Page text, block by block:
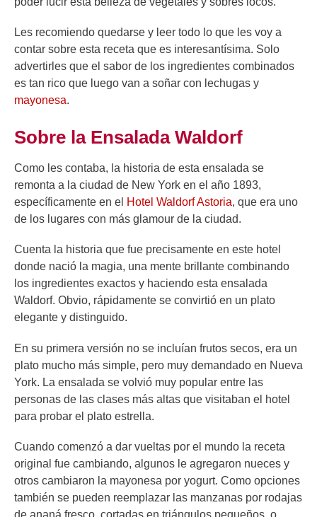
Les recomiendo quedarse y leer todo lo que les voy a
contar sobre esta receta que es interesantísima. Solo
advertirles que el sabor de los ingredientes combinados
es tan rico que luego van a soñar con lechugas y
mayonesa.
Sobre la Ensalada Waldorf
Como les contaba, la historia de esta ensalada se
remonta a la ciudad de New York en el año 1893,
específicamente en el Hotel Waldorf Astoria, que era uno
de los lugares con más glamour de la ciudad.
Cuenta la historia que fue precisamente en este hotel
donde nació la magia, una mente brillante combinando
los ingredientes exactos y haciendo esta ensalada
Waldorf. Obvio, rápidamente se convirtió en un plato
elegante y distinguido.
En su primera versión no se incluían frutos secos, era un
plato mucho más simple, pero muy demandado en Nueva
York. La ensalada se volvió muy popular entre las
personas de las clases más altas que visitaban el hotel
para probar el plato estrella.
Cuando comenzó a dar vueltas por el mundo la receta
original fue cambiando, algunos le agregaron nueces y
otros cambiaron la mayonesa por yogurt. Como opciones
también se pueden reemplazar las manzanas por rodajas
de ananá fresco, cortadas en triángulos pequeños, o